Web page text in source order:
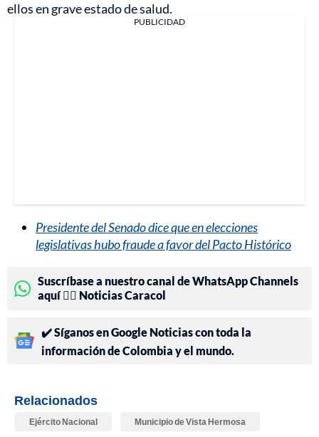
ellos en grave estado de salud.
PUBLICIDAD
Presidente del Senado dice que en elecciones
legislativas hubo fraude a favor del Pacto Histórico
Suscríbase a nuestro canal de WhatsApp Channels
aquí 👉🏻 Noticias Caracol
✔️ Síganos en Google Noticias con toda la
información de Colombia y el mundo.
Relacionados
Ejército Nacional Municipio de Vista Hermosa